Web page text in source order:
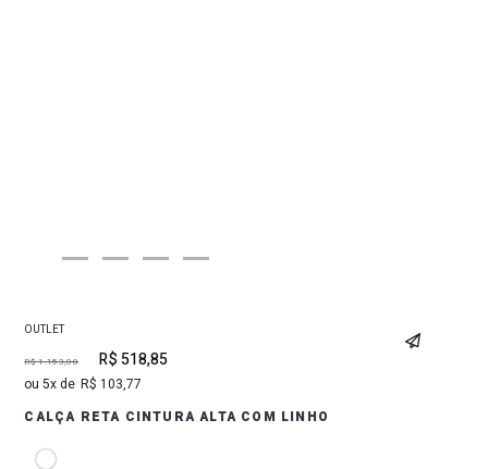
OUTLET
R$ 1.153,00 R$518,85
5 R$ 103,77
CALÇA RETA CINTURA ALTA COM LINHO